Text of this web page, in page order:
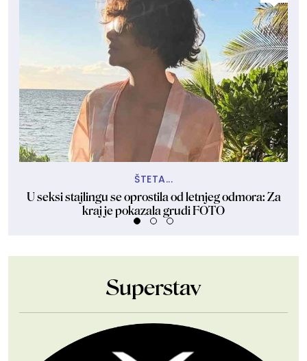
ŠTETA...
U seksi stajlingu se oprostila od letnjeg odmora: Za
kraj je pokazala grudi FOTO
Superstav